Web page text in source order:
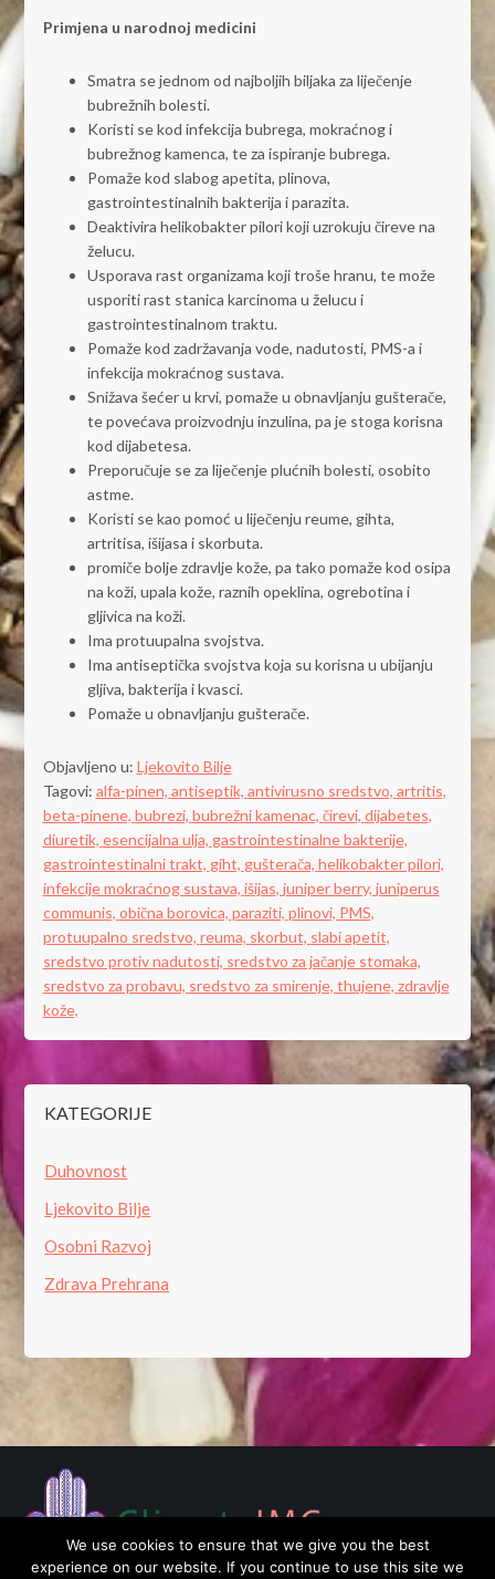
Primjena u narodnoj medicini
Smatra se jednom od najboljih biljaka za liječenje
bubrežnih bolesti.
Koristi se kod infekcija bubrega, mokraćnog i
bubrežnog kamenca, te za ispiranje bubrega.
Pomaže kod slabog apetita, plinova,
gastrointestinalnih bakterija i parazita.
Deaktivira helikobakter pilori koji uzrokuju čireve na
želucu.
Usporava rast organizama koji troše hranu, te može
usporiti rast stanica karcinoma u želucu i
gastrointestinalnom traktu.
Pomaže kod zadržavanja vode, nadutosti, PMS-a i
infekcija mokraćnog sustava.
Snižava šećer u krvi, pomaže u obnavljanju gušterače,
te povećava proizvodnju inzulina, pa je stoga korisna
kod dijabetesa.
Preporučuje se za liječenje plućnih bolesti, osobito
astme.
Koristi se kao pomoć u liječenju reume, gihta,
artritisa, išijasa i skorbuta.
promiče bolje zdravlje kože, pa tako pomaže kod osipa
na koži, upala kože, raznih opeklina, ogrebotina i
gljivica na koži.
Ima protuupalna svojstva.
Ima antiseptička svojstva koja su korisna u ubijanju
gljiva, bakterija i kvasci.
Pomaže u obnavljanju gušterače.
Objavljeno u: Ljekovito Bilje
Tagovi: alfa-pinen, antiseptik, antivirusno sredstvo, artritis,
beta-pinene, bubrezi, bubrežni kamenac, čirevi, dijabetes,
diuretik, esencijalna ulja, gastrointestinalne bakterije,
gastrointestinalni trakt, giht, gušterača, helikobakter pilori,
infekcije mokraćnog sustava, išijas, juniper berry, juniperus
communis, obična borovica, paraziti, plinovi, PMS,
protuupalno sredstvo, reuma, skorbut, slabi apetit,
sredstvo protiv nadutosti, sredstvo za jačanje stomaka,
sredstvo za probavu, sredstvo za smirenje, thujene, zdravlje
kože,
KATEGORIJE
Duhovnost
Ljekovito Bilje
Osobni Razvoj
Zdrava Prehrana
We use cookies to ensure that we give you the best
experience on our website. If you continue to use this site we